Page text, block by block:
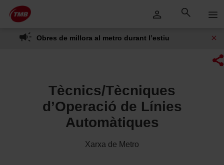
Salta al contingut principal
Saltar
al
contingut
Obres de millora al metro durant l’estiu
Tècnics/Tècniques
d’Operació de Línies
Automàtiques
Xarxa de Metro